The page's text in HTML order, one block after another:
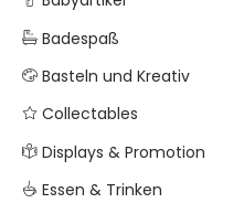
Badespaß
Basteln und Kreativ
Collectables
Displays & Promotion
Essen & Trinken